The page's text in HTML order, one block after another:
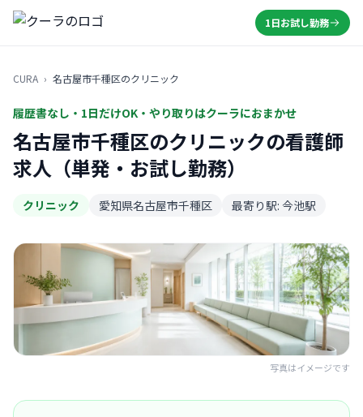
1日お試し勤務
CURA › 名古屋市千種区のクリニック
履歴書なし・1日だけOK・やり取りはクーラにおまかせ
名古屋市千種区のクリニックの看護師
求人（単発・お試し勤務）
クリニック 愛知県名古屋市千種区 最寄り駅: 今池駅
写真はイメージです